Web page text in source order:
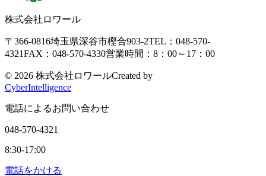
株式会社ロワール
〒366-0816埼玉県深谷市樫合903-2TEL：048-570-
4321FAX：048-570-4330営業時間：8：00～17：00
© 2026 株式会社ロワールCreated by
CyberIntelligence
電話によるお問い合わせ
048-570-4321
8:30-17:00
電話をかける